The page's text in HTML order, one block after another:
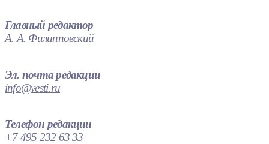
Главный редактор
А. А. Филипповский
Эл. почта редакции
info@vesti.ru
Телефон редакции
+7 495 232 63 33